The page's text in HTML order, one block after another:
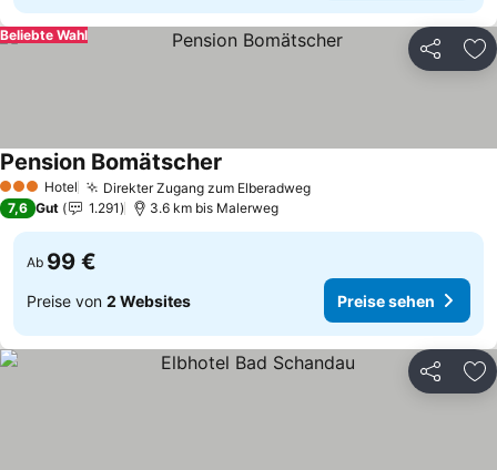
Teilen
Beliebte Wahl
3 SterneHotel Direkter Zugang zum ElberadwegPreise sehen
Pension Bomätscher
7,6 Gut 1.291 3.6 km bis Malerweg
Ab 99 €
Preise von 2 Websites Preise sehen
Teilen